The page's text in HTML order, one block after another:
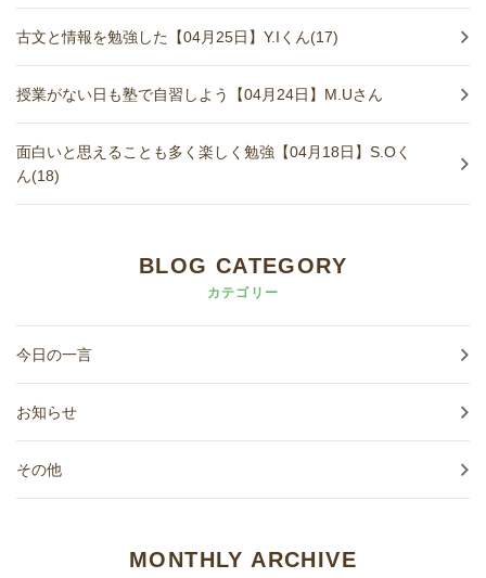
古文と情報を勉強した【04月25日】Y.Iくん(17)
授業がない日も塾で自習しよう【04月24日】M.Uさん
面白いと思えることも多く楽しく勉強【04月18日】S.Oく
ん(18)
BLOG CATEGORY
カテゴリー
今日の一言
お知らせ
その他
MONTHLY ARCHIVE